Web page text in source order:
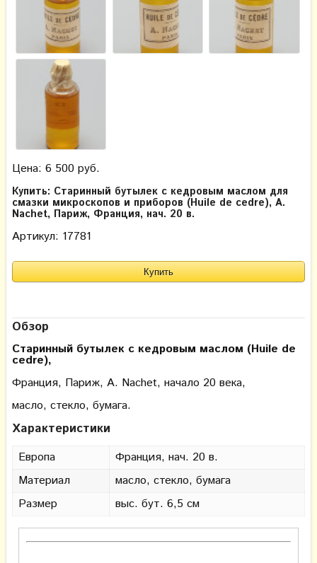
Цена: 6 500 руб.
Купить: Старинный бутылек с кедровым маслом для
смазки микроскопов и приборов (Huile de cedre), A.
Nachet, Париж, Франция, нач. 20 в.
Артикул: 17781
Обзор
Старинный бутылек с кедровым маслом (Huile de
cedre),
Франция, Париж, A. Nachet, начало 20 века,
масло, стекло, бумага.
Характеристики
Европа
Франция, нач. 20 в.
Материал
масло, стекло, бумага
Размер
выс. бут. 6,5 см